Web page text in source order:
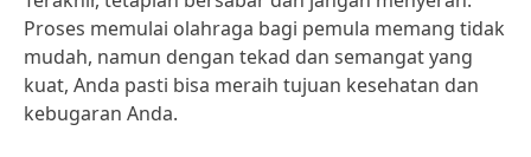
Proses memulai olahraga bagi pemula memang tidak
mudah, namun dengan tekad dan semangat yang
kuat, Anda pasti bisa meraih tujuan kesehatan dan
kebugaran Anda.